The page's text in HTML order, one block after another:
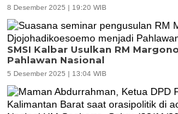
8 Desember 2025 | 19:20 WIB
SMSI Kalbar Usulkan RM
Pahlawan Nasional
5 Desember 2025 | 13:04 WIB